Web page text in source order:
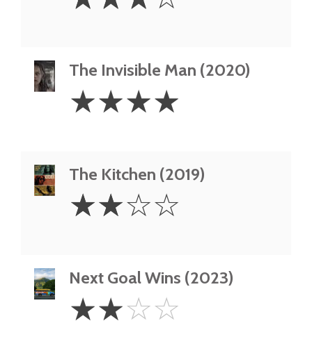
Stars
The Invisible Man (2020)
Stars
☆☆☆☆
The Kitchen (2019)
Stars
☆☆☆☆
Next Goal Wins (2023)
Stars
☆☆☆☆